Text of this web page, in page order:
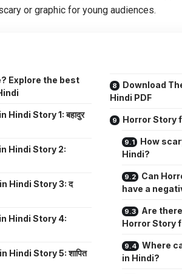
or graphic for young audiences.
Explore the best
Story 1: बहादुर
Hindi Story 2:
Hindi Story 3: द
Hindi Story 4:
Hindi Story 5: शापित
Download
Hindi PDF
Horror Story
How
Hindi?
Can
have a
Are
Horror Story
Where
in Hindi?